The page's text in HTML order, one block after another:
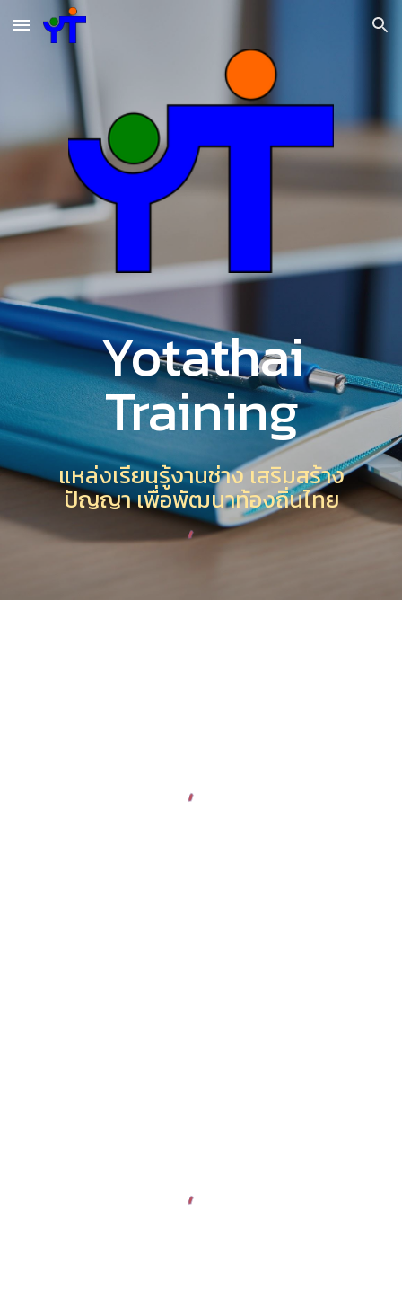
Skip to main content Skip to navigation
Yotathai
Training
แหล่งเรียนรู้งานช่าง เสริมสร้าง
ปัญญา เพื่อพัฒนาท้องถิ่นไทย